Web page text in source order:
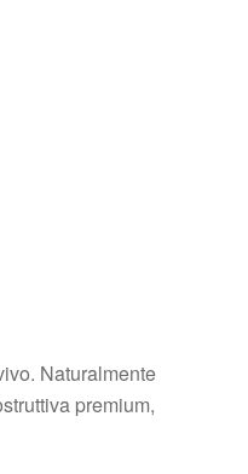
Naturalmente
premium,